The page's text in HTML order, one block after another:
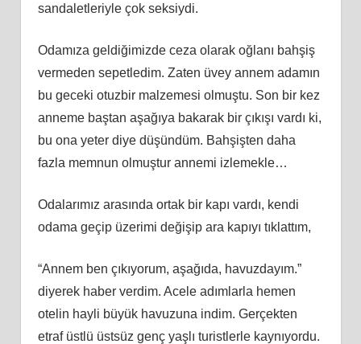
sandaletleriyle çok seksiydi.
Odamıza geldiğimizde ceza olarak oğlanı bahşiş
vermeden sepetledim. Zaten üvey annem adamın
bu geceki otuzbir malzemesi olmuştu. Son bir kez
anneme baştan aşağıya bakarak bir çıkışı vardı ki,
bu ona yeter diye düşündüm. Bahşişten daha
fazla memnun olmuştur annemi izlemekle…
Odalarımız arasında ortak bir kapı vardı, kendi
odama geçip üzerimi değişip ara kapıyı tıklattım,
“Annem ben çıkıyorum, aşağıda, havuzdayım.”
diyerek haber verdim. Acele adımlarla hemen
otelin hayli büyük havuzuna indim. Gerçekten
etraf üstlü üstsüz genç yaşlı turistlerle kaynıyordu.